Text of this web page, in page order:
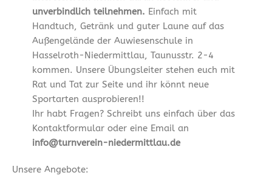
unverbindlich teilnehmen. Einfach mit
Handtuch, Getränk und guter Laune auf das
Außengelände der Auwiesenschule in
Hasselroth-Niedermittlau, Taunusstr. 2-4
kommen. Unsere Übungsleiter stehen euch mit
Rat und Tat zur Seite und ihr könnt neue
Sportarten ausprobieren!!
Ihr habt Fragen? Schreibt uns einfach über das
Kontaktformular oder eine Email an
info@turnverein-niedermittlau.de
Unsere Angebote: